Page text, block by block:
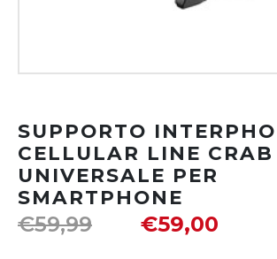
SUPPORTO
CELLULAR LINE CRAB
UNIVERSALE PER
SMARTPHONE
€59,99 €59,00